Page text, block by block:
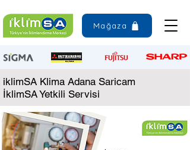
Mağaza
iklimSA Klima Adana Saricam
İklimSA Yetkili Servisi